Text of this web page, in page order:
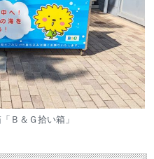
Ｂ＆Ｇ拾い箱」